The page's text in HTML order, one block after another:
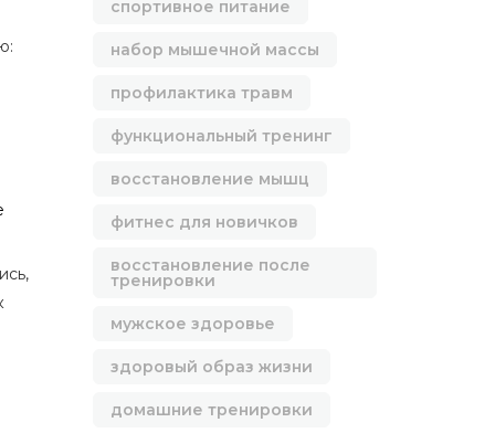
спортивное питание
набор мышечной массы
профилактика травм
функциональный тренинг
восстановление мышц
фитнес для новичков
восстановление после
тренировки
мужское здоровье
здоровый образ жизни
домашние тренировки